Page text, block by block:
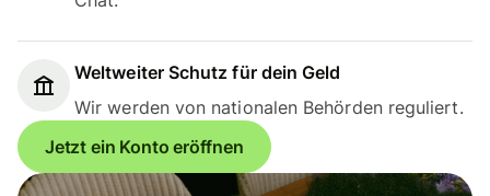
Weltweiter Schutz für dein Geld
Wir werden von nationalen Behörden reguliert.
Jetzt ein Konto eröffnen